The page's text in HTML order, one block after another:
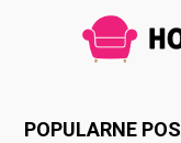
POPULARNE